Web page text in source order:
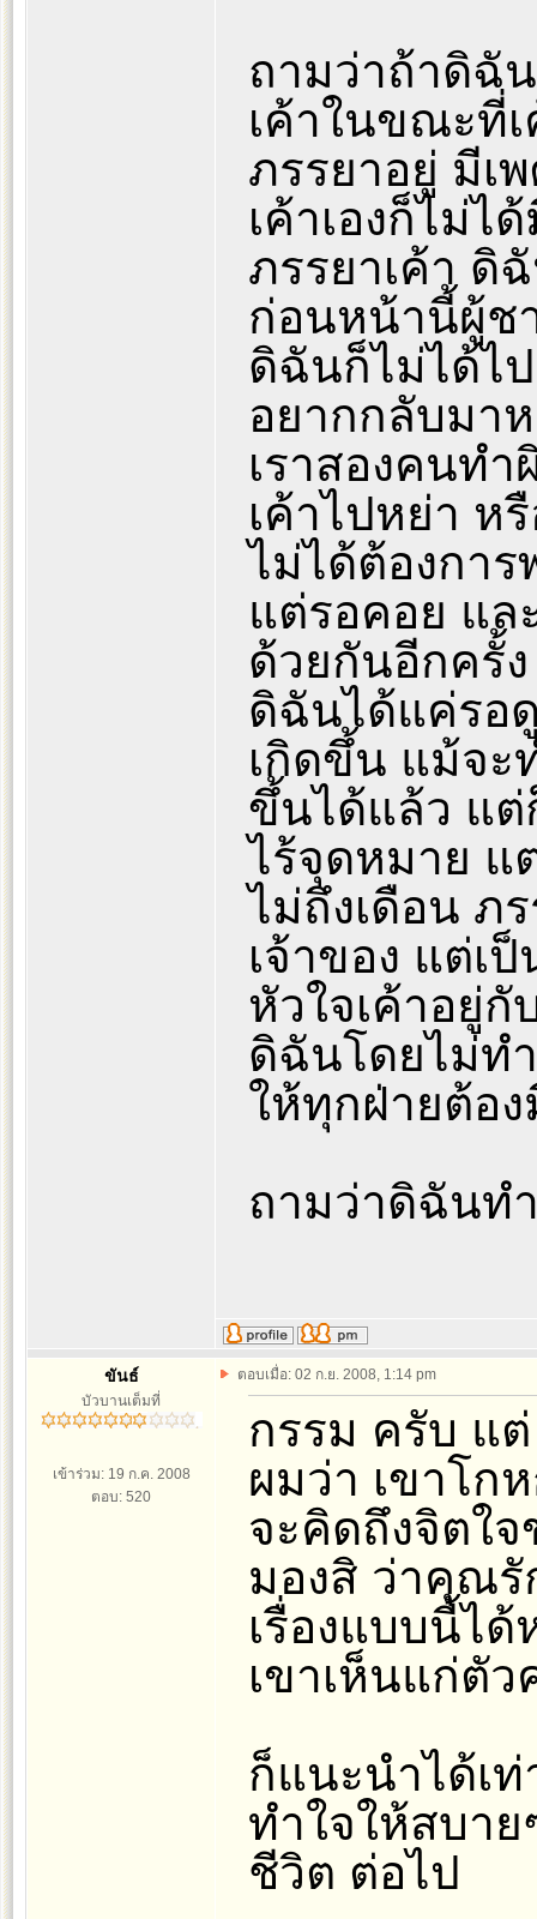
ถามว่าถ้าดิฉั
เค้าในขณะที่
ภรรยาอยู่ มีเ
เค้าเองก็ไม่
ภรรยาเค้า ดิ
ก่อนหน้านี้ผู้ช
ดิฉันก็ไม่ได้ไ
อยากกลับมา
เราสองคนท
เค้าไปหย่า ห
ไม่ได้ต้องกา
แต่รอคอย แล
ด้วยกันอีกครั้
ดิฉันได้แค่รอ
เกิดขึ้น แม้จะ
ขึ้นได้แล้ว แต่
ไร้จุดหมาย แ
ไม่ถึงเดือน ภ
เจ้าของ แต่เ
หัวใจเค้าอยู่
ดิฉันโดยไม่ท
ให้ทุกฝ่ายต้อง
ถามว่าดิฉันท
ขันธ์
บัวบานเต็มที่
เข้าร่วม: 19 ก.ค. 2008
ตอบ: 520
ตอบเมื่อ: 02 ก.ย. 2008, 1:14 pm
กรรม ครับ แ
ผมว่า เขาโก
จะคิดถึงจิตใ
มองสิ ว่าคุณรั
เรื่องแบบนี้ได้
เขาเห็นแก่ตัว
ก็แนะนำได้เ
ทำใจให้สบา
ชีวิต ต่อไป